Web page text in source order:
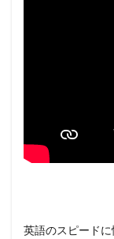
英語のスピード